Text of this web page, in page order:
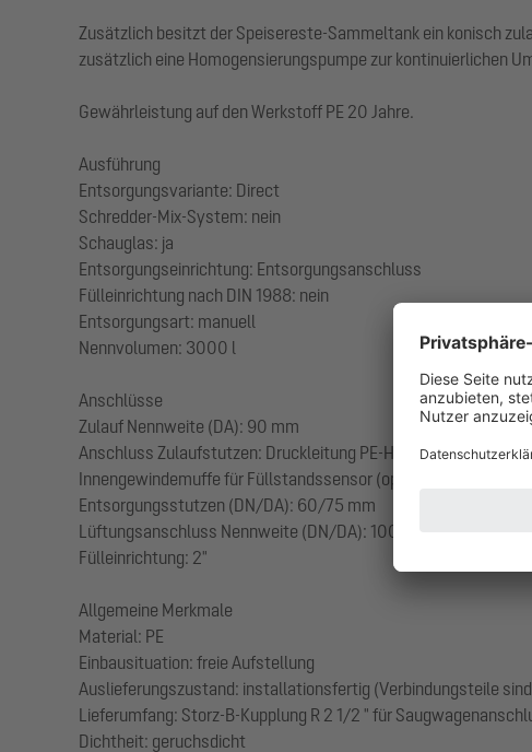
Zusätzlich besitzt der Speisereste-Sammeltank ein konisch
zusätzlich eine Homogensierungspumpe zur kontinuierlichen
Gewährleistung auf den Werkstoff PE 20 Jahre.
Ausführung
Entsorgungsvariante: Direct
Schredder-Mix-System: nein
Schauglas: ja
Entsorgungseinrichtung: Entsorgungsanschluss
Fülleinrichtung nach DIN 1988: nein
Entsorgungsart: manuell
Nennvolumen: 3000 l
Anschlüsse
Zulauf Nennweite (DA): 90 mm
Anschluss Zulaufstutzen: Druckleitung PE-HD oder PVC SDR 11
Innengewindemuffe für Füllstandssensor (optional): 1 1/2"
Entsorgungsstutzen (DN/DA): 60/75 mm
Lüftungsanschluss Nennweite (DN/DA): 100/110 mm
Fülleinrichtung: 2"
Allgemeine Merkmale
Material: PE
Einbausituation: freie Aufstellung
Auslieferungszustand: installationsfertig (Verbindungsteile
Lieferumfang: Storz-B-Kupplung R 2 1/2 " für
Dichtheit: geruchsdicht